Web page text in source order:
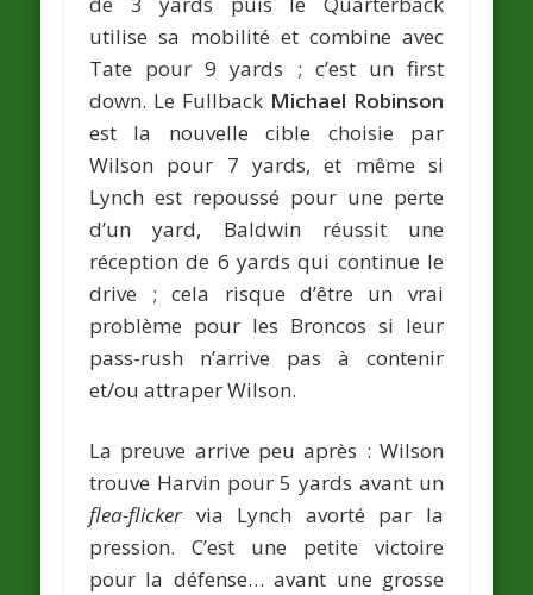
utilise sa mobilité et combine avec
Tate pour 9 yards ; c’est un first
down. Le Fullback Michael Robinson
est la nouvelle cible choisie par
Wilson pour 7 yards, et même si
Lynch est repoussé pour une perte
d’un yard, Baldwin réussit une
réception de 6 yards qui continue le
drive ; cela risque d’être un vrai
problème pour les Broncos si leur
pass-rush n’arrive pas à contenir
et/ou attraper Wilson.
La preuve arrive peu après : Wilson
trouve Harvin pour 5 yards avant un
flea-flicker via Lynch avorté par la
pression. C’est une petite victoire
pour la défense… avant une grosse